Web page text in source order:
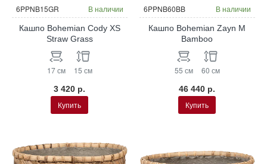
6PPNB15GR В наличии
Кашпо Bohemian Cody XS
Straw Grass
17 см 15 см
3 420 р.
Купить
6PPNB60BB В наличии
Кашпо Bohemian Zayn M
Bamboo
55 см 60 см
46 440 р.
Купить